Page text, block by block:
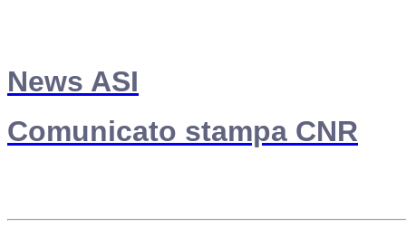
News ASI
Comunicato stampa CNR